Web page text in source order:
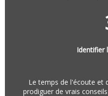
Identifier
Le temps de l'écoute et
prodiguer de vrais